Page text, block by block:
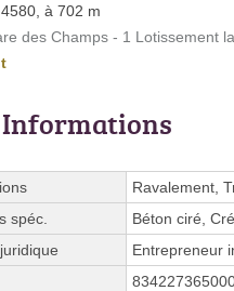
à 702 m
des Champs - 1 Lotissement
Informations
Ravalement,
spéc.
Béton ciré,
Entrepreneur